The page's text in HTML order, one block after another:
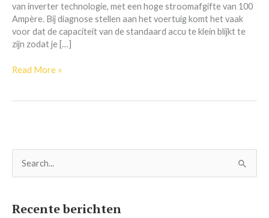
van inverter technologie, met een hoge stroomafgifte van 100
Ampère. Bij diagnose stellen aan het voertuig komt het vaak
voor dat de capaciteit van de standaard accu te klein blijkt te
zijn zodat je […]
Read More »
Recente berichten